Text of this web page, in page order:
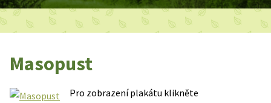
Masopust
Pro zobrazení plakátu klikněte